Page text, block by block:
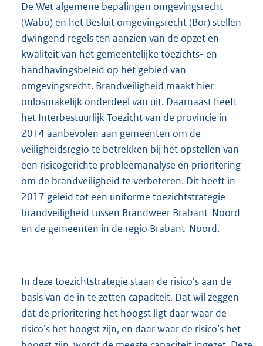
De Wet algemene bepalingen omgevingsrecht
(Wabo) en het Besluit omgevingsrecht (Bor) stellen
dwingend regels ten aanzien van de opzet en
kwaliteit van het gemeentelijke toezichts- en
handhavingsbeleid op het gebied van
omgevingsrecht. Brandveiligheid maakt hier
onlosmakelijk onderdeel van uit. Daarnaast heeft
het Interbestuurlijk Toezicht van de provincie in
2014 aanbevolen aan gemeenten om de
veiligheidsregio te betrekken bij het opstellen van
een risicogerichte probleemanalyse en prioritering
om de brandveiligheid te verbeteren. Dit heeft in
2017 geleid tot een uniforme toezichtstrategie
brandveiligheid tussen Brandweer Brabant-Noord
en de gemeenten in de regio Brabant-Noord.
In deze toezichtstrategie staan de risico’s aan de
basis van de in te zetten capaciteit. Dat wil zeggen
dat de prioritering het hoogst ligt daar waar de
risico’s het hoogst zijn, en daar waar de risico’s het